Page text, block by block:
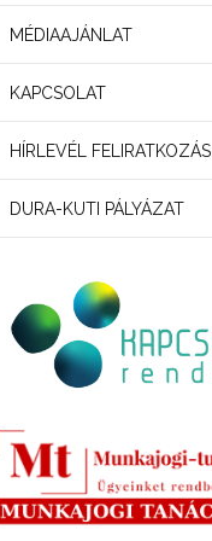
MÉDIAAJÁNLAT
KAPCSOLAT
HÍRLEVÉL FELIRATKOZÁS
DURA-KUTI PÁLYÁZAT